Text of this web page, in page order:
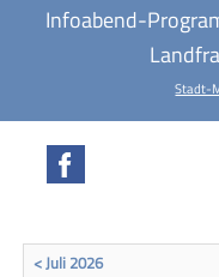
Infoabend-
Stadt-
< Juli 2026